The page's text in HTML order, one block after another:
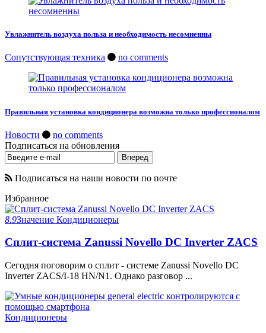
Увлажнитель воздуха польза и необходимость несомненны
Сопутствующая техника no comments
Правильная установка кондиционера возможна только профессионалом
Новости
no comments
Подписаться на обновления
Подписаться на наши новости по почте
Избранное
8.9Значение Кондиционеры
Сплит-система Zanussi Novello DC Inverter ZACS
Сегодня поговорим о сплит - системе Zanussi Novello DC
Inverter ZACS/I-18 HN/N1. Однако разговор ...
Кондиционеры